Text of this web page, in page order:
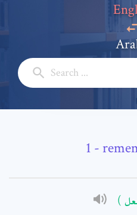
-
)
Add a
Full Name: *
Subject: *